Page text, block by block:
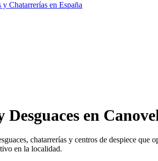
y Chatarrerías en España
en
chatarrerías y centros de despiece
en la localidad.